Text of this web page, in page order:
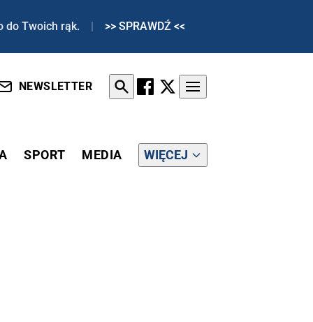
do Twoich rąk. | >> SPRAWDŹ <<
NEWSLETTER
SPORT MEDIA WIĘCEJ